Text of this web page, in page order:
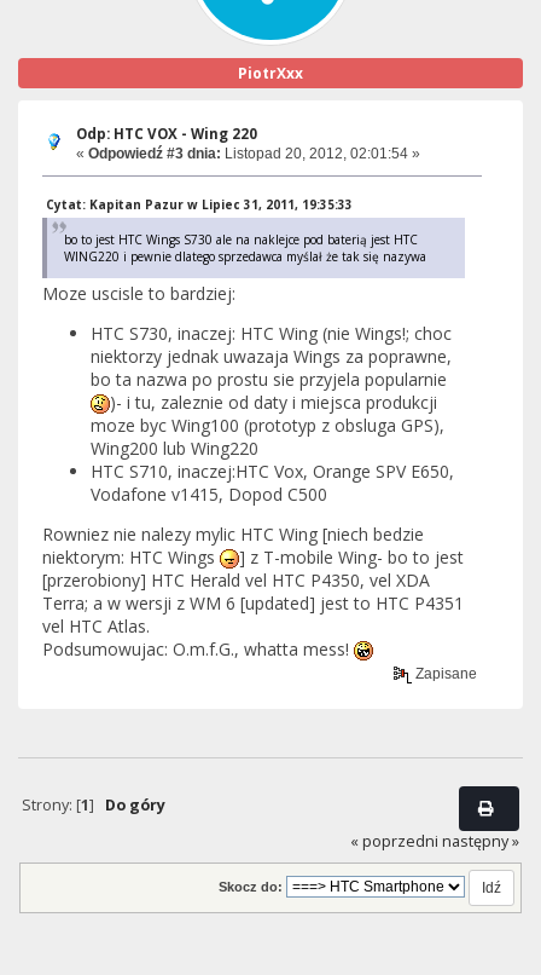
PiotrXxx
Odp: HTC VOX - Wing 220
« Odpowiedź #3 dnia: Listopad 20, 2012, 02:01:54 »
Cytat: Kapitan Pazur w Lipiec 31, 2011, 19:35:33
bo to jest HTC Wings S730 ale na naklejce pod baterią jest HTC
WING220 i pewnie dlatego sprzedawca myślał że tak się nazywa
Moze uscisle to bardziej:
HTC S730, inaczej: HTC Wing (nie Wings!; choc
niektorzy jednak uwazaja Wings za poprawne,
bo ta nazwa po prostu sie przyjela popularnie
)- i tu, zaleznie od daty i miejsca produkcji
moze byc Wing100 (prototyp z obsluga GPS),
Wing200 lub Wing220
HTC S710, inaczej:HTC Vox, Orange SPV E650,
Vodafone v1415, Dopod C500
Rowniez nie nalezy mylic HTC Wing [niech bedzie
niektorym: HTC Wings
] z T-mobile Wing- bo to jest
[przerobiony] HTC Herald vel HTC P4350, vel XDA
Terra; a w wersji z WM 6 [updated] jest to HTC P4351
vel HTC Atlas.
Podsumowujac: O.m.f.G., whatta mess!
Zapisane
Strony: [1] Do góry
« poprzedni następny »
Skocz do: